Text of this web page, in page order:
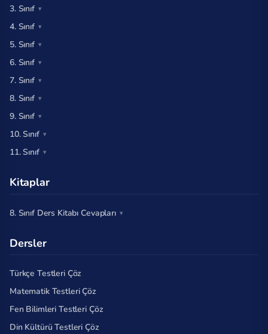
3. Sınıf
4. Sınıf
5. Sınıf
6. Sınıf
7. Sınıf
8. Sınıf
9. Sınıf
10. Sınıf
11. Sınıf
Kitaplar
8. Sınıf Ders Kitabı Cevapları
Dersler
Türkçe Testleri Çöz
Matematik Testleri Çöz
Fen Bilimleri Testleri Çöz
Din Kültürü Testleri Çöz